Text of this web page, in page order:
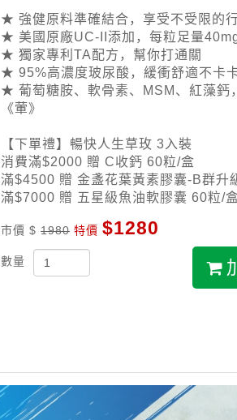
★ 強健原料準確結合，享受不受限的
★ 美國原廠UC-II添加，每粒足量
★ 獨家專利TA配方，幫你打通關
★ 95%高濃度玻尿酸，緩衝舒適不卡
★ 葡萄糖胺、軟骨素、MSM、紅藻鈣
《葷》
【下單禮】暢快人生草玫 3入裝
消費滿$2000 贈 C收鈣 60粒/盒
滿$4500 贈 金盞花葉黃素膠囊-B群升
滿$7000 贈 五星級魚油軟膠囊 60粒/
市價 $ 1980 特價 $1280
數量